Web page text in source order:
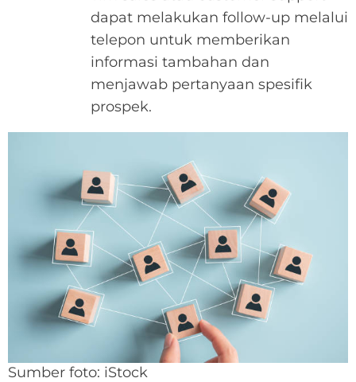
dapat melakukan follow-up melalui
telepon untuk memberikan
informasi tambahan dan
menjawab pertanyaan spesifik
prospek.
Sumber foto: iStock